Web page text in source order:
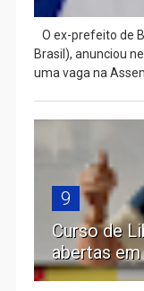
O ex-prefeito de
Brasil), anunciou
uma vaga na
9
Curso de
abertas